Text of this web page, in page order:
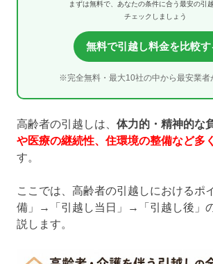
まずは無料で、あなたの条件に合う最安の引
チェックしましょう
無料で引越し料金を比較す
※完全無料・最大10社の中から最安業者
高齢者の引越しは、 体力的・精神的な
や医療の継続性、住環境の整備など多
す。
ここでは、高齢者の引越しにおけるポ
備」→「引越し当日」→「引越し後」
説します。